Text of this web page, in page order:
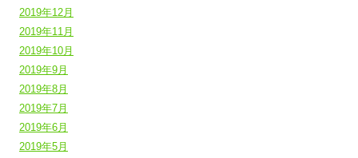
2019年12月
2019年11月
2019年10月
2019年9月
2019年8月
2019年7月
2019年6月
2019年5月